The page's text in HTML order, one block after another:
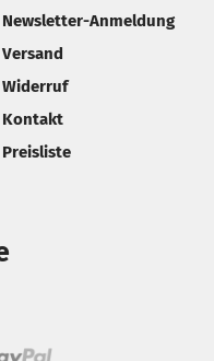
Newsletter-Anmeldung
Versand
Widerruf
Kontakt
Preisliste